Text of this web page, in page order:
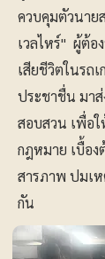
ควบคุมตัวนาย
เวลไหร์" ผู้ต้อ
เสียชีวิตในรถ
ประชาชื่น มา
สอบสวน เพื่อ
กฎหมาย เบื้อง
สารภาพ ปมเ
กัน